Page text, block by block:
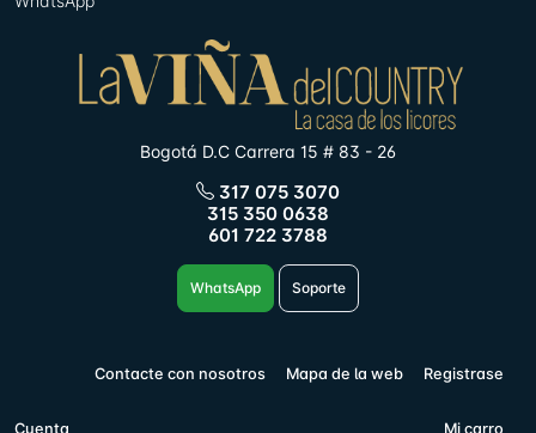
Bogotá D.C Carrera 15 # 83 - 26
317 075 3070
315 350 0638
601 722 3788
WhatsApp Soporte
Contacte con nosotros Mapa de la web Registrase
Cuenta Mi carro